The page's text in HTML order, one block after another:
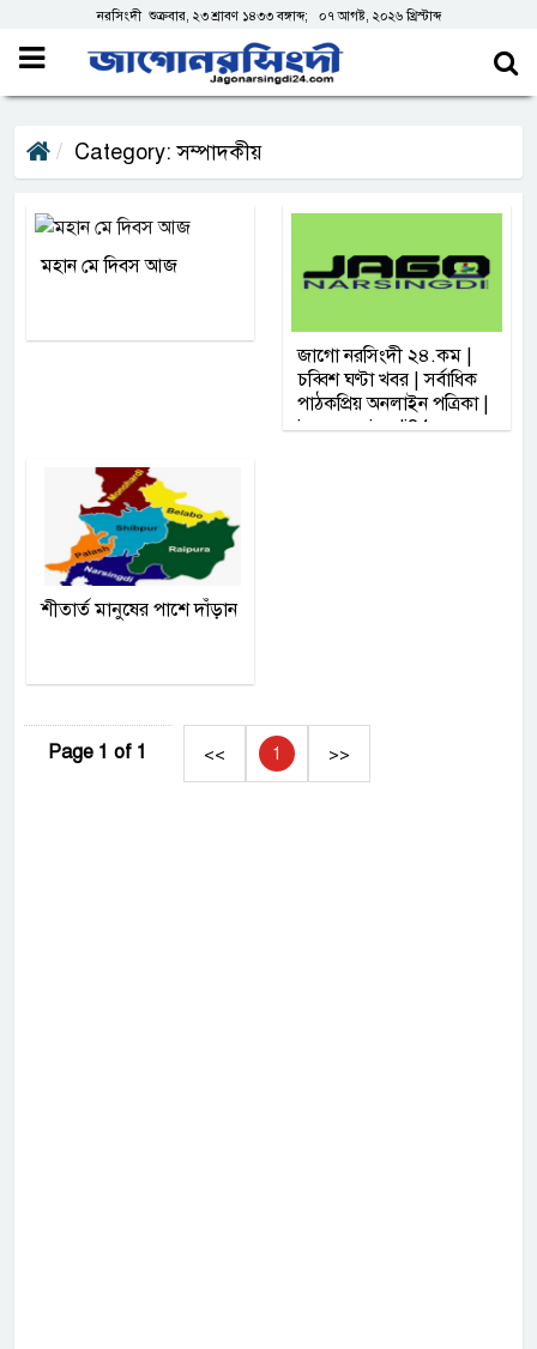
নরসিংদী শুক্রবার, ২৩ শ্রাবণ ১৪৩৩ বঙ্গাব্দ; ০৭ আগষ্ট, ২০২৬ খ্রিস্টাব্দ
Category: সম্পাদকীয়
মহান মে দিবস আজ
জাগো নরসিংদী ২৪.কম |
চব্বিশ ঘণ্টা খবর | সর্বাধিক
পাঠকপ্রিয় অনলাইন পত্রিকা |
jagonarsingdi24.com
শীতার্ত মানুষের পাশে দাঁড়ান
Page 1 of 1 << 1 >>